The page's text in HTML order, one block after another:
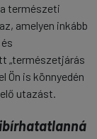
természeti
amelyen inkább
„természetjárás
Ön is könnyedén
utazást.